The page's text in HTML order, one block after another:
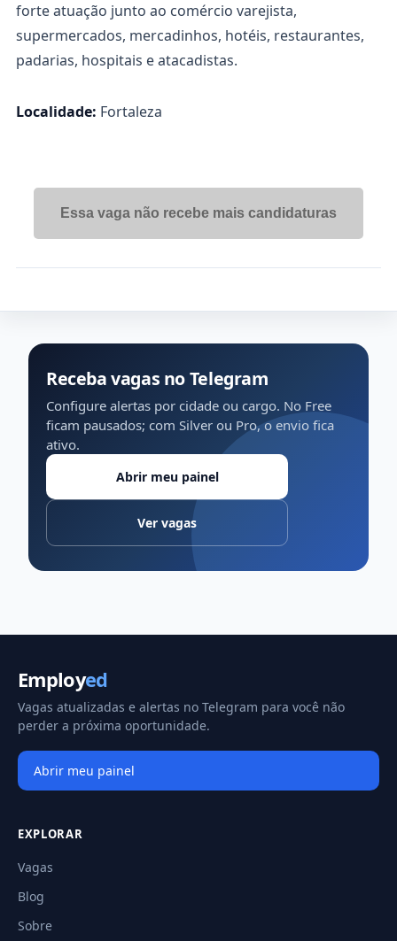
forte atuação junto ao comércio varejista,
supermercados, mercadinhos, hotéis, restaurantes,
padarias, hospitais e atacadistas.
Localidade: Fortaleza
Essa vaga não recebe mais candidaturas
Receba vagas no Telegram
Configure alertas por cidade ou cargo. No Free
ficam pausados; com Silver ou Pro, o envio fica
ativo.
Abrir meu painel
Ver vagas
Employed
Vagas atualizadas e alertas no Telegram para você não
perder a próxima oportunidade.
Abrir meu painel
EXPLORAR
Vagas
Blog
Sobre